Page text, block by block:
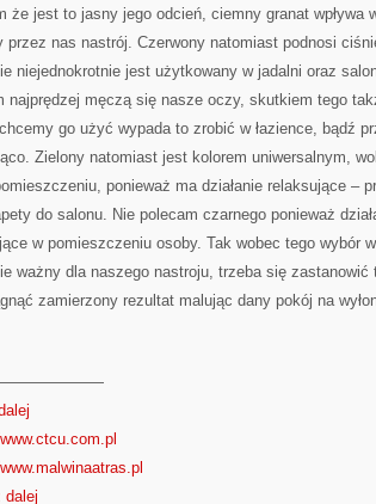
że jest to jasny jego odcień, ciemny granat wpływa
przez nas nastrój. Czerwony natomiast podnosi
niejednokrotnie jest użytkowany w jadalni oraz
najprędzej męczą się nasze oczy, skutkiem tego
go użyć wypada to zrobić w łazience, bądź
Zielony natomiast jest kolorem uniwersalnym,
ponieważ ma działanie relaksujące –
do salonu. Nie polecam czarnego ponieważ
w pomieszczeniu osoby. Tak wobec tego wybór
ważny dla naszego nastroju, trzeba się
zamierzony rezultat malując dany pokój na
dalej